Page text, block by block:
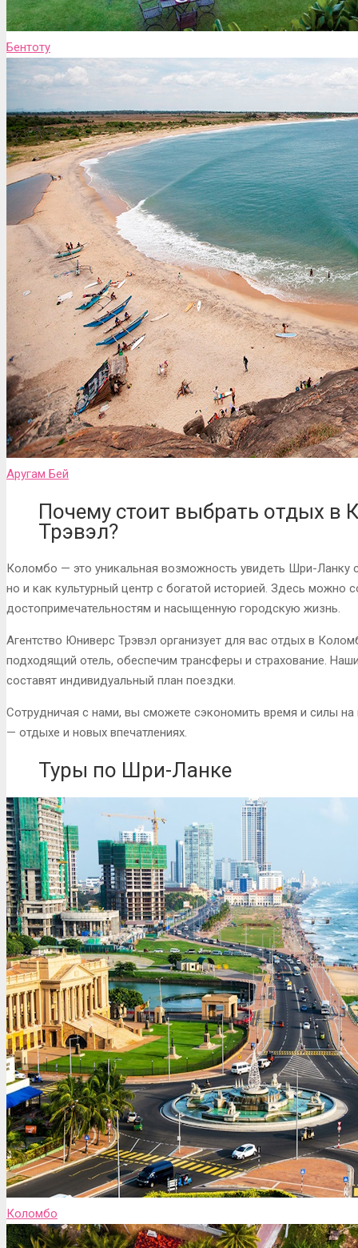
Бентоту
Аругам Бей
Почему стоит выбрать отдых в
Трэвэл?
Коломбо — это уникальная возможность увидеть Шри-Ланку
но и как культурный центр с богатой историей. Здесь можно
достопримечательностям и насыщенную городскую жизнь.
Агентство Юниверс Трэвэл организует для вас отдых в
подходящий отель, обеспечим трансферы и страхование.
составят индивидуальный план поездки.
Сотрудничая с нами, вы сможете сэкономить время и силы
— отдыхе и новых впечатлениях.
Туры по Шри-Ланке
Коломбо